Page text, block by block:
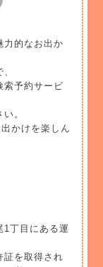
力的なお出か
索予約サービ
。
かけを楽しん
1丁目にある運
証を取得され